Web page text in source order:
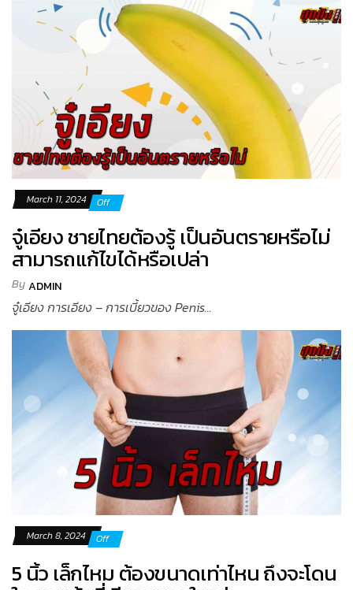
March 11, 2024 Off
จู๋เอียง ชายไทยต้องรู้ เป็นอันตรายหรือไม่
สามารถแก้ไขได้หรือเปล่า
ByADMIN
จู๋เอียง การเอียง – การเบี้ยวของ Penis...
March 8, 2024 Off
5 นิ้ว เล็กไหม ต้องขนาดเท่าไหน ถึงจะโดน